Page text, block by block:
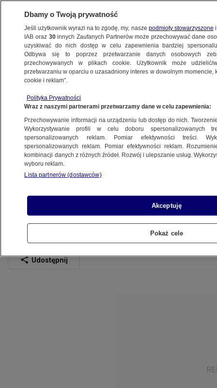
Prowincja Jiangsu jest położona w
środkowej części wschodniego
wybrzeża Chin
Źródło:Google Earth
Udostępnij
Dbamy o Twoją prywatność
Jeśli użytkownik wyrazi na to zgodę, my, nasze podmioty stowarzyszone
IAB oraz 30innych Zaufanych Partnerów może przechowywać dane
uzyskiwać do nich dostęp w celu zapewnienia bardziej
Odbywa się to poprzez przetwarzanie danych osobowych
przechowywanych w plikach cookie. Użytkownik może
przetwarzaniu w oparciu o uzasadniony interes w dowolnym momencie,
cookie i reklam”.
Polityka Prywatności
Wraz z naszymi partnerami przetwarzamy dane w celu zapewnienia:
Przechowywanie informacji na urządzeniu lub dostęp do nich.
Wykorzystywanie profili w celu doboru spersonalizowanych
spersonalizowanych reklam. Pomiar efektywności treści.
spersonalizowanych reklam. Pomiar efektywności reklam.
kombinacji danych z różnych źródeł. Rozwój i ulepszanie usług.
wyboru reklam.
Lista partnerów (dostawców)
Akceptuję
Pokaż cele